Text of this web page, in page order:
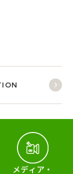
メディア・